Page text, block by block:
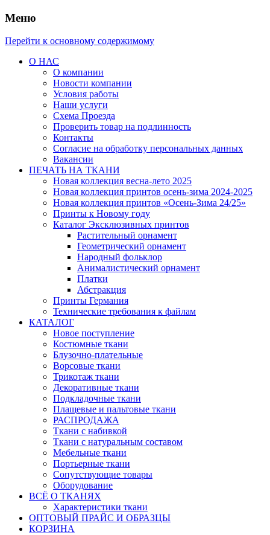
Меню
Перейти к основному содержимому
О НАС
О компании
Новости компании
Условия работы
Наши услуги
Схема Проезда
Проверить товар на подлинность
Контакты
Согласие на обработку персональных данных
Вакансии
ПЕЧАТЬ НА ТКАНИ
Новая коллекция весна-лето 2025
Новая коллекция принтов осень-зима 2024-2025
Новая коллекция принтов «Осень-Зима 24/25»
Принты к Новому году
Каталог Эксклюзивных принтов
Растительный орнамент
Геометрический орнамент
Народный фольклор
Анималистический орнамент
Платки
Абстракция
Принты Германия
Технические требования к файлам
КАТАЛОГ
Новое поступление
Костюмные ткани
Блузочно-плательные
Ворсовые ткани
Трикотаж ткани
Декоративные ткани
Подкладочные ткани
Плащевые и пальтовые ткани
РАСПРОДАЖА
Ткани с набивкой
Ткани с натуральным составом
Мебельные ткани
Портьерные ткани
Сопутствующие товары
Оборудование
ВСЁ О ТКАНЯХ
Характеристики ткани
ОПТОВЫЙ ПРАЙС И ОБРАЗЦЫ
КОРЗИНА